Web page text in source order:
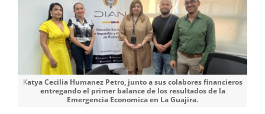
Katya Cecilia Humanez Petro, junto a sus colabores financieros
entregando el primer balance de los resultados de la
Emergencia Economica en La Guajira.